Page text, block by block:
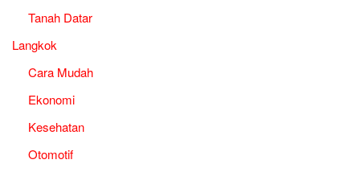
Tanah Datar
Langkok
Cara Mudah
Ekonomi
Kesehatan
Otomotif